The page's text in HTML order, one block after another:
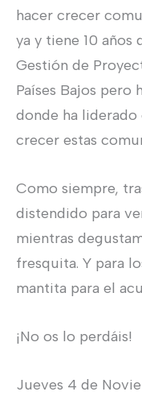
hacer crecer
ya y tiene 10 años
Gestión de
Países Bajos pero
donde ha liderado
crecer estas
Como siempre,
distendido para
mientras
fresquita. Y para
mantita para el
¡No os lo perdáis!
Jueves 4 de